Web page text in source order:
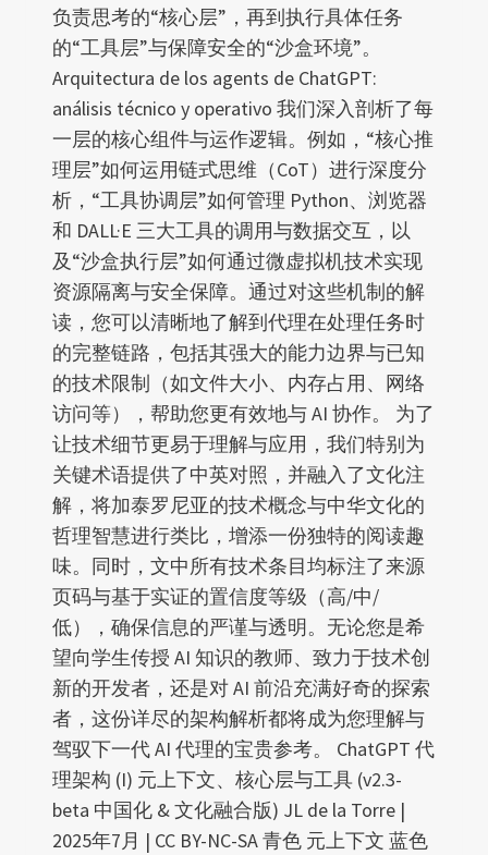
负责思考的“核心层”，再到执行具体任务
的“工具层”与保障安全的“沙盒环境”。
Arquitectura de los agents de ChatGPT:
análisis técnico y operativo 我们深入剖析了每
一层的核心组件与运作逻辑。例如，“核心推
理层”如何运用链式思维（CoT）进行深度分
析，“工具协调层”如何管理 Python、浏览器
和 DALL·E 三大工具的调用与数据交互，以
及“沙盒执行层”如何通过微虚拟机技术实现
资源隔离与安全保障。通过对这些机制的解
读，您可以清晰地了解到代理在处理任务时
的完整链路，包括其强大的能力边界与已知
的技术限制（如文件大小、内存占用、网络
访问等），帮助您更有效地与 AI 协作。 为了
让技术细节更易于理解与应用，我们特别为
关键术语提供了中英对照，并融入了文化注
解，将加泰罗尼亚的技术概念与中华文化的
哲理智慧进行类比，增添一份独特的阅读趣
味。同时，文中所有技术条目均标注了来源
页码与基于实证的置信度等级（高/中/
低），确保信息的严谨与透明。无论您是希
望向学生传授 AI 知识的教师、致力于技术创
新的开发者，还是对 AI 前沿充满好奇的探索
者，这份详尽的架构解析都将成为您理解与
驾驭下一代 AI 代理的宝贵参考。 ChatGPT 代
理架构 (I) 元上下文、核心层与工具 (v2.3-
beta 中国化 & 文化融合版) JL de la Torre |
2025年7月 | CC BY-NC-SA 青色 元上下文 蓝色